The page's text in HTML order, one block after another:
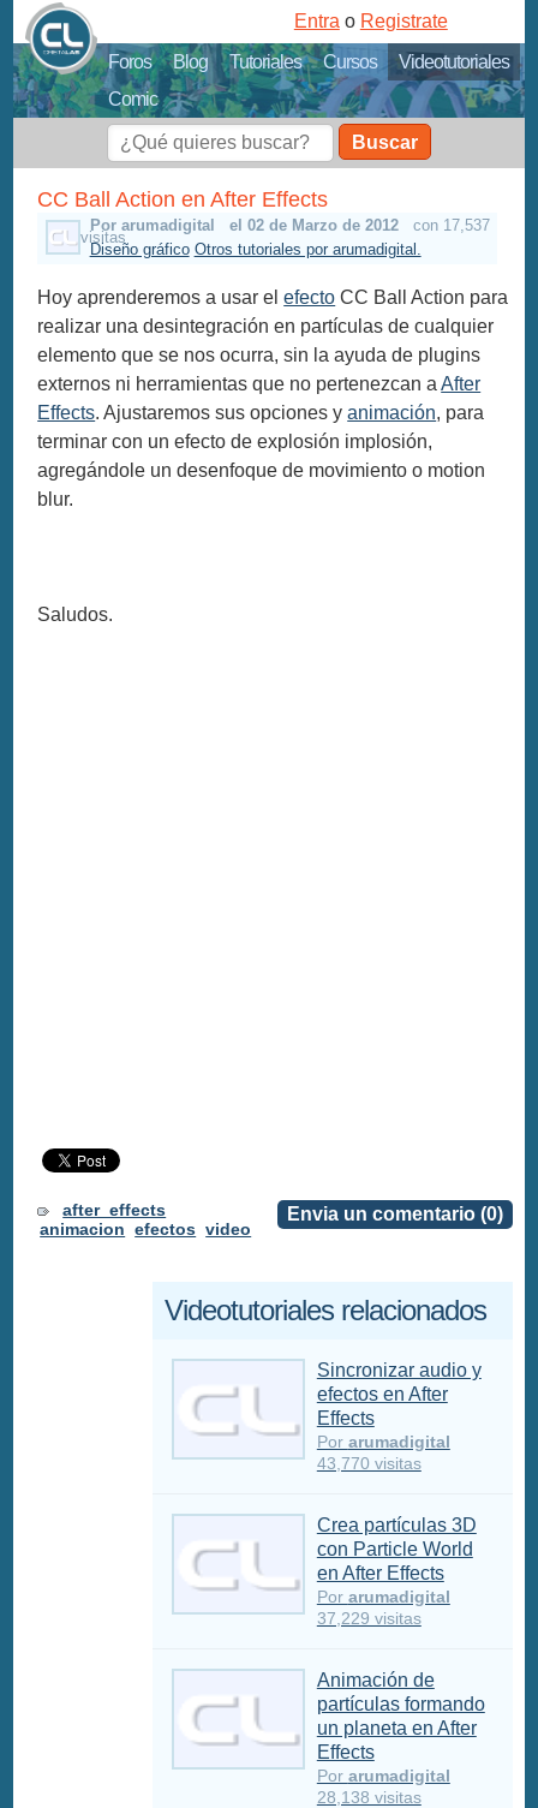
Foros Blog Tutoriales Cursos
Videotutoriales
Comic
Entra o Registrate
Buscar
CC Ball Action en After Effects
Por arumadigital el 02 de Marzo de 2012 con 17,537
visitas
Diseño gráfico Otros tutoriales por arumadigital.
Hoy aprenderemos a usar elefecto CC Ball Action para
realizar una desintegración en partículas de cualquier
elemento que se nos ocurra, sin la ayuda de plugins
externos ni herramientas que no pertenezcan aAfter
Effects. Ajustaremos sus opciones yanimación, para
terminar con un efecto de explosión implosión,
agregándole un desenfoque de movimiento o motion
blur.
Saludos.
Envia un comentario (0)
after_effects
animacion efectos video
Videotutoriales relacionados
Sincronizar audio y
efectos en After
Effects
Por arumadigital
43,770 visitas
Crea partículas 3D
con Particle World
en After Effects
Por arumadigital
37,229 visitas
Animación de
partículas formando
un planeta en After
Effects
Por arumadigital
28,138 visitas